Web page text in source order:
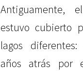
Antiguamente,
estuvo cubierto
lagos diferentes:
años atrás por